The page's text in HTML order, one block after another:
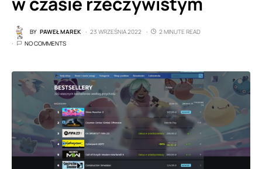
BY PAWEŁ MAREK 23 WRZEŚNIA 2022
2 MINUTE READ
NO COMMENTS